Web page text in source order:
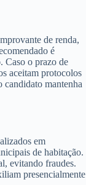
de renda,
é
Caso o prazo de
aceitam protocolos
candidato mantenha
em
de habitação.
evitando fraudes.
presencialmente